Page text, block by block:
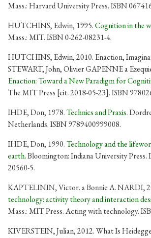
Mass.: Harvard University Press. ISBN
HUTCHINS, Edwin, 1995.Cognition in the
Mass.: MIT. ISBN 0-262-08231-4.
HUTCHINS, Edwin, 2010. Enaction,
STEWART, John, Olivier GAPENNE a
Enaction: Toward a New Paradigm for
The MIT Press [cit. 2018-05-23]. ISBN
IHDE, Don, 1978.Technics and Praxis.
Netherlands. ISBN 9789400999008.
IHDE, Don, 1990.Technology and the
earth. Bloomington: Indiana University Press.
20560-5.
KAPTELININ, Victor. a Bonnie A. NARDI,
technology: activity theory and interaction
Mass.: MIT Press. Acting with technology.
KIVERSTEIN, Julian, 2012. What Is